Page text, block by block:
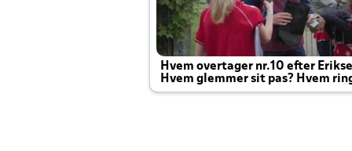
Hvem overtager nr.10 efter
Hvem glemmer sit pas? Hvem
Joachim altid til efter kampe?